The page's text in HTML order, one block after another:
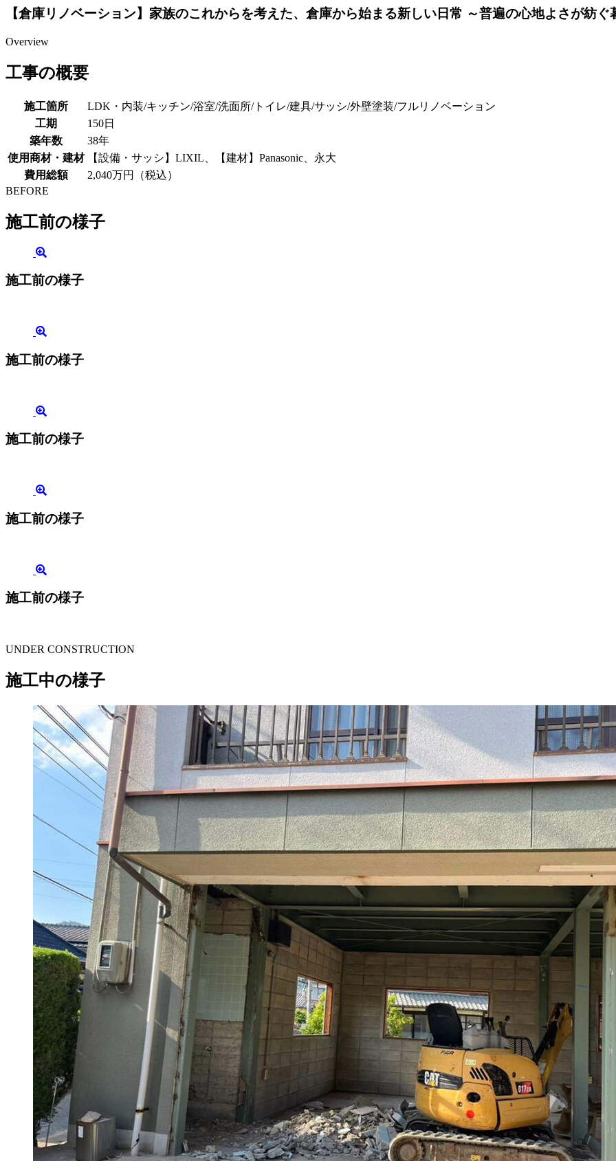
【倉庫リノベーション】家族のこれからを考えた、倉庫から始まる新しい日常 ～普遍の心地よさが紡ぐ
Overview
工事の概要
施工箇所
LDK・内装/キッチン/浴室/洗面所/トイレ/建具/サッシ/外壁塗装/フルリノベーション
工期
150日
築年数
38年
使用商材・建材
【設備・サッシ】LIXIL、【建材】Panasonic、永大
費用総額
2,040万円（税込）
BEFORE
施工前の様子
施工前の様子
施工前の様子
施工前の様子
施工前の様子
施工前の様子
UNDER CONSTRUCTION
施工中の様子